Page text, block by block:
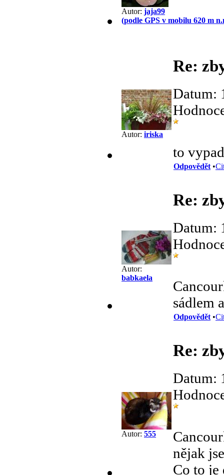
Autor: jaja99
(podle GPS v mobilu 620 m
Autor: iriska
Re:
Datum:
to
Odpovědět •
Autor:
babkaela
Re:
Datum:
sádlem
Odpovědět •
Autor: 555
Re:
Datum:
nějak
Co to je